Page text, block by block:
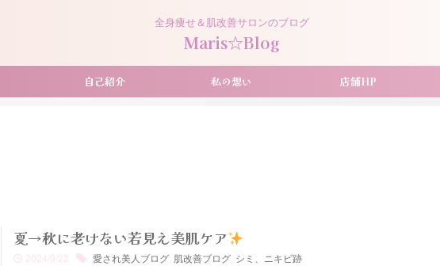
全身痩せ＆肌改善サロンのブログ
Maris☆Blog
自己紹介 私の想い 店舗HP
夏→秋に老けない若見え美肌ケア
2024/9/22 愛され美人ブログ 肌改善ブログ シミ、ニキビ跡